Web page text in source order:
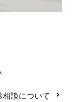
相談について